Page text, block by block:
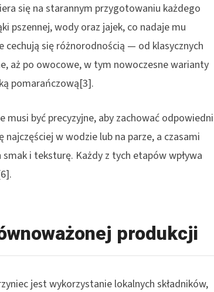
się na starannym przygotowaniu każdego
pszennej, wody oraz jajek, co nadaje mu
się różnorodnością — od klasycznych
aż po owocowe, w tym nowoczesne warianty
pomarańczową[3].
być precyzyjne, aby zachować odpowiedni
w wodzie lub na parze, a czasami
i teksturę. Każdy z tych etapów wpływa
produkcji
jest wykorzystanie lokalnych składników,